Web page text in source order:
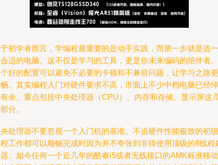
初学者而言，学编程最重要的是动手实践，而第一步就是选一
适的电脑。这不仅是学习的工具，更是你未来编码的陪伴者。
好的配置可以避免不必要的卡顿和不兼容问题，让学习之路更
。其实编程入门对硬件要求不高，市面上不少中档电脑已经绰
余。重点包括中央处理器（CPU）、内存和存储、显示屏这
分。
处理器不要忽视一个入门机的基准。不追硬件性能极致的初级
工作都可以顺畅完成时因为并不夸张到非得使用顶级的8线程
。如今任何一个近几年的酷睿i5或者无线接口的AMK标准移动